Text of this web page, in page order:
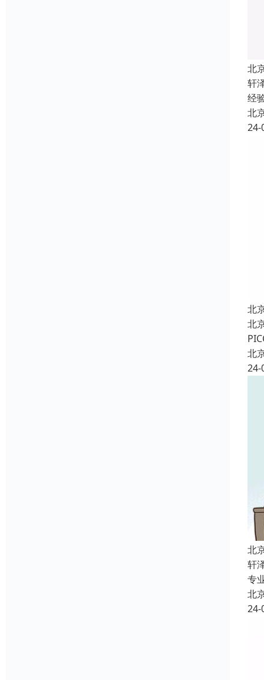
北
轩
经
北
24-
北
北
北
24-
北
轩
专
北
24-